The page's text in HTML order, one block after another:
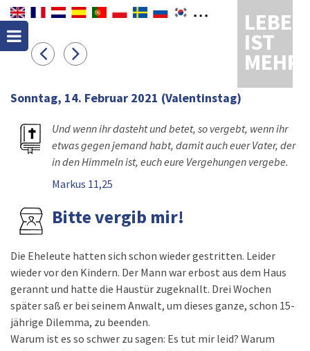
LEBEN
IST
MEHR
Sonntag, 14. Februar 2021 (Valentinstag)
Und wenn ihr dasteht und betet, so vergebt, wenn ihr
etwas gegen jemand habt, damit auch euer Vater, der
in den Himmeln ist, euch eure Vergehungen vergebe.
Markus 11,25
Bitte vergib mir!
Die Eheleute hatten sich schon wieder gestritten. Leider
wieder vor den Kindern. Der Mann war erbost aus dem Haus
gerannt und hatte die Haustür zugeknallt. Drei Wochen
später saß er bei seinem Anwalt, um dieses ganze, schon 15-
jährige Dilemma, zu beenden.
Warum ist es so schwer zu sagen: Es tut mir leid? Warum